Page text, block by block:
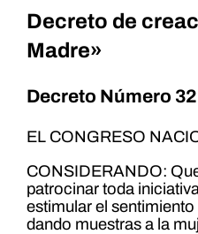
Decreto de
Madre»
Decreto Número 32
EL CONGRESO
CONSIDERANDO:
patrocinar toda
estimular el
dando muestras a la